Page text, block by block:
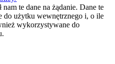
te dane na żądanie. Dane te
do użytku wewnętrznego i, o ile
wykorzystywane do